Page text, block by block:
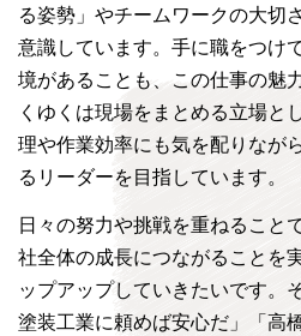
る姿勢」やチームワークの大切
意識しています。手に職をつけ
境があることも、この仕事の魅
くゆくは現場をまとめる立場と
理や作業効率にも気を配りなが
るリーダーを目指しています。
日々の努力や挑戦を重ねること
社全体の成長につながることを
ップアップしていきたいです。
塗装工業に頼めば安心だ」「高